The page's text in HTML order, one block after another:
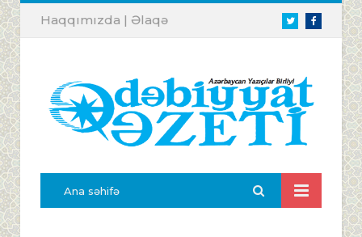
TwitterFacebook
Haqqımızda | Əlaqə
Ana səhifə